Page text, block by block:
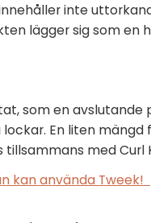
inte
lägger sig som en
som en avslutande
En liten
med Curl
kan använda Tweek!